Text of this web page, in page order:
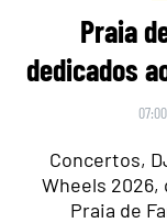
Praia
dedicados
Concertos,
Wheels 2026,
Praia de